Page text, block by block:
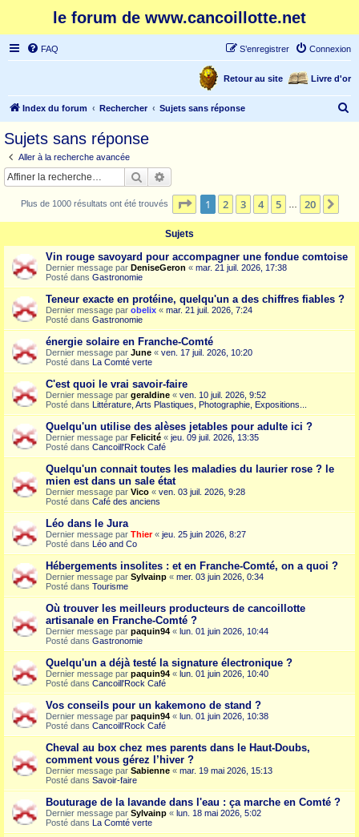
le forum de www.cancoillotte.net
FAQ Connexion
S’enregistrer
Livre d'or
Retour au site
Index du forum Rechercher Sujets sans réponse
c
Sujets sans réponse
Aller à la recherche avancée
Rechercher
Plus de 1000 résultats ont été trouvés Page 1sur20
1 2 3 4 5 20
Sujets
Vin rouge savoyard pour accompagner une fondue comtoise
Dernier message par DeniseGeron « mar. 21 juil. 2026, 17:38
Posté dans Gastronomie
Teneur exacte en protéine, quelqu'un a des chiffres fiables ?
Dernier message par obelix « mar. 21 juil. 2026, 7:24
Posté dans Gastronomie
énergie solaire en Franche-Comté
Dernier message par June « ven. 17 juil. 2026, 10:20
Posté dans La Comté verte
C'est quoi le vrai savoir-faire
Dernier message par geraldine « ven. 10 juil. 2026, 9:52
Posté dans Littérature, Arts Plastiques, Photographie, Expositions...
Quelqu'un utilise des alèses jetables pour adulte ici ?
Dernier message par Felicité « jeu. 09 juil. 2026, 13:35
Posté dans Cancoill'Rock Café
Quelqu'un connait toutes les maladies du laurier rose ? le
mien est dans un sale état
Dernier message par Vico « ven. 03 juil. 2026, 9:28
Posté dans Café des anciens
Léo dans le Jura
Dernier message par Thier« jeu. 25 juin 2026, 8:27
Posté dans Léo and Co
Hébergements insolites : et en Franche-Comté, on a quoi ?
Dernier message par Sylvainp « mer. 03 juin 2026, 0:34
Posté dans Tourisme
Où trouver les meilleurs producteurs de cancoillotte
artisanale en Franche-Comté ?
Dernier message par paquin94 « lun. 01 juin 2026, 10:44
Posté dans Gastronomie
Quelqu'un a déjà testé la signature électronique ?
Dernier message par paquin94 « lun. 01 juin 2026, 10:40
Posté dans Cancoill'Rock Café
Vos conseils pour un kakemono de stand ?
Dernier message par paquin94 « lun. 01 juin 2026, 10:38
Posté dans Cancoill'Rock Café
Cheval au box chez mes parents dans le Haut-Doubs,
comment vous gérez l’hiver ?
Dernier message par Sabienne « mar. 19 mai 2026, 15:13
Posté dans Savoir-faire
Bouturage de la lavande dans l'eau : ça marche en Comté ?
Dernier message par Sylvainp « lun. 18 mai 2026, 5:02
Posté dans La Comté verte